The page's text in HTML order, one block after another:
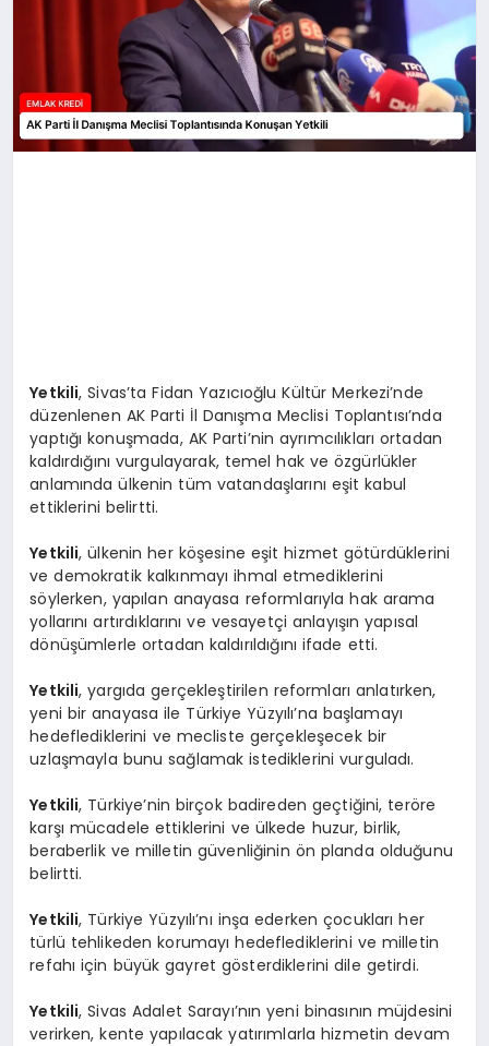
Yetkili, Sivas’ta Fidan Yazıcıoğlu Kültür Merkezi’nde
düzenlenen AK Parti İl Danışma Meclisi Toplantısı’nda
yaptığı konuşmada, AK Parti’nin ayrımcılıkları ortadan
kaldırdığını vurgulayarak, temel hak ve özgürlükler
anlamında ülkenin tüm vatandaşlarını eşit kabul
ettiklerini belirtti.
Yetkili, ülkenin her köşesine eşit hizmet götürdüklerini
ve demokratik kalkınmayı ihmal etmediklerini
söylerken, yapılan anayasa reformlarıyla hak arama
yollarını artırdıklarını ve vesayetçi anlayışın yapısal
dönüşümlerle ortadan kaldırıldığını ifade etti.
Yetkili, yargıda gerçekleştirilen reformları anlatırken,
yeni bir anayasa ile Türkiye Yüzyılı’na başlamayı
hedeflediklerini ve mecliste gerçekleşecek bir
uzlaşmayla bunu sağlamak istediklerini vurguladı.
Yetkili, Türkiye’nin birçok badireden geçtiğini, teröre
karşı mücadele ettiklerini ve ülkede huzur, birlik,
beraberlik ve milletin güvenliğinin ön planda olduğunu
belirtti.
Yetkili, Türkiye Yüzyılı’nı inşa ederken çocukları her
türlü tehlikeden korumayı hedeflediklerini ve milletin
refahı için büyük gayret gösterdiklerini dile getirdi.
Yetkili, Sivas Adalet Sarayı’nın yeni binasının müjdesini
verirken, kente yapılacak yatırımlarla hizmetin devam